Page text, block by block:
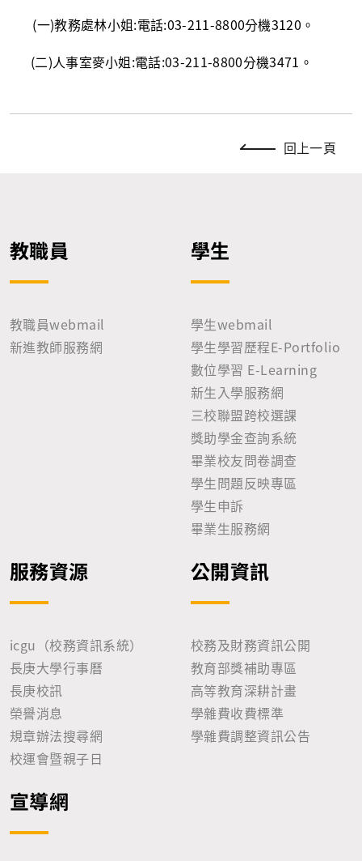
(一)教務處林小姐:電話:03-211-8800分機3120 。
(二)人事室麥小姐:電話:03-211-8800分機3471 。
回上一頁
教職員
教職員webmail
新進教師服務網
學生
學生webmail
學生學習歷程E-Portfolio
數位學習 E-Learning
新生入學服務網
三校聯盟跨校選課
獎助學金查詢系統
畢業校友問卷調查
學生問題反映專區
學生申訴
畢業生服務網
服務資源
icgu（校務資訊系統）
長庚大學行事曆
長庚校訊
榮譽消息
規章辦法搜尋網
校運會暨親子日
公開資訊
校務及財務資訊公開
教育部獎補助專區
高等教育深耕計畫
學雜費收費標準
學雜費調整資訊公告
宣導網